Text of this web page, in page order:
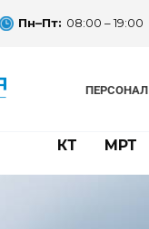
Пн–Пт: 08:00 – 19:00
ПЕРСОНАЛ
КТ МРТ